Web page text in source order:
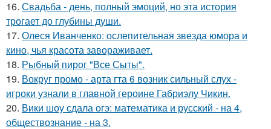
16. Свадьба - день, полный эмоций, но эта история
трогает до глубины души.
17. Олеся Иванченко: ослепительная звезда юмора и
кино, чья красота завораживает.
18. Рыбный пирог "Все Сыты".
19. Вокруг промо - арта гта 6 возник сильный слух -
игроки узнали в главной героине Габриэлу Чикин.
20. Вики шоу сдала огэ: математика и русский - на 4,
обществознание - на 3.